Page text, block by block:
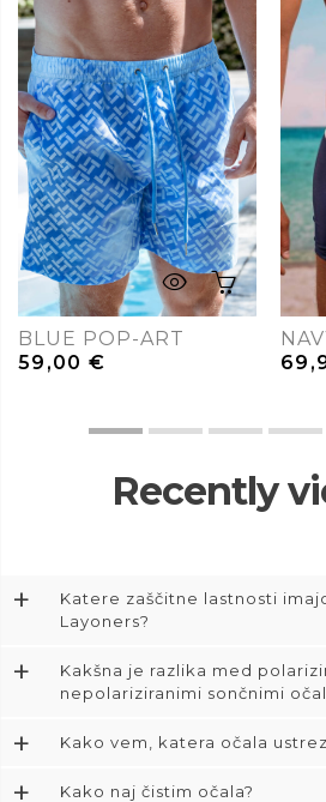
BLUE POP-ART
59,00€
Recently
+
Katere zaščitne lastnosti
Layoners?
+
Kakšna je razlika med
nepolariziranimi sončnimi
+ Kako vem, katera očala
+ Kako naj čistim očala?